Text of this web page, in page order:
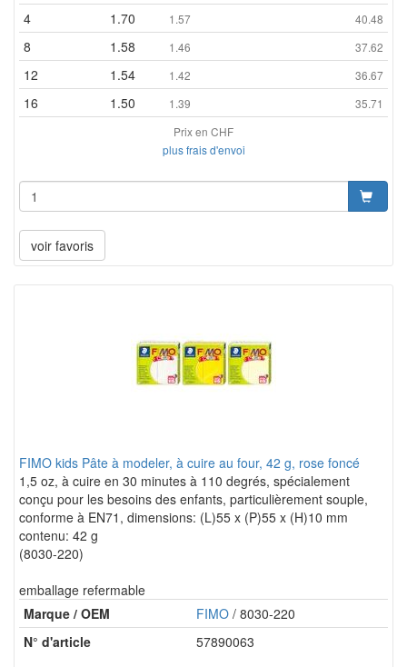
4 1.70 1.57 40.48
8 1.58 1.46 37.62
12 1.54 1.42 36.67
16 1.50 1.39
35.71
Prix en CHF
plus frais d'envoi
voir favoris
FIMO kids Pâte à modeler, à cuire au four, 42 g, rose foncé
1,5 oz, à cuire en 30 minutes à 110 degrés, spécialement
conçu pour les besoins des enfants, particulièrement souple,
conforme à EN71, dimensions: (L)55 x (P)55 x (H)10 mm
contenu: 42 g
(8030-220)
emballage refermable
Marque / OEM
FIMO / 8030-220
N° d'article
57890063